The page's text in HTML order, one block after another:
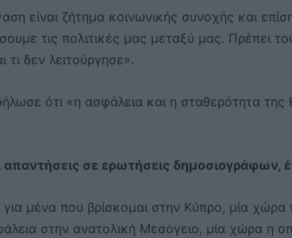
είναι ζήτημα κοινωνικής συνοχής και
τις πολιτικές μας μεταξύ μας. Πρέπει
τι δεν λειτούργησε».
ότι «η ασφάλεια και η σταθερότητα της
σε ερωτήσεις δημοσιογράφων,
για μένα που βρίσκομαι στην Κύπρο, μία
στην ανατολική Μεσόγειο, μία χώρα η